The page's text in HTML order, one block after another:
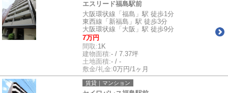
エスリード福島駅前
大阪環状線「福島」駅 徒歩1分
東西線「新福島」駅 徒歩3分
大阪環状線「大阪」駅 徒歩9分
7万円
間取:1K
建物面積:- / 7.37坪
土地面積:- / -
敷金/礼金:0万円/1ヶ月
賃貸｜マンション